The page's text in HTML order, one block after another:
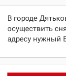
В городе
осуществить
адресу нужный